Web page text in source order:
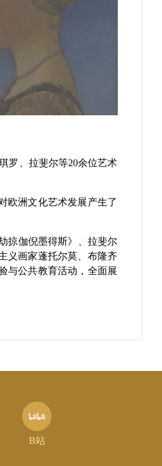
罗、拉斐尔等20余位艺术
欧洲文化艺术发展产生了
掠伽倪墨得斯》、拉斐尔
义画家蓬托尔莫、布隆齐
与公共教育活动，全面展
B站